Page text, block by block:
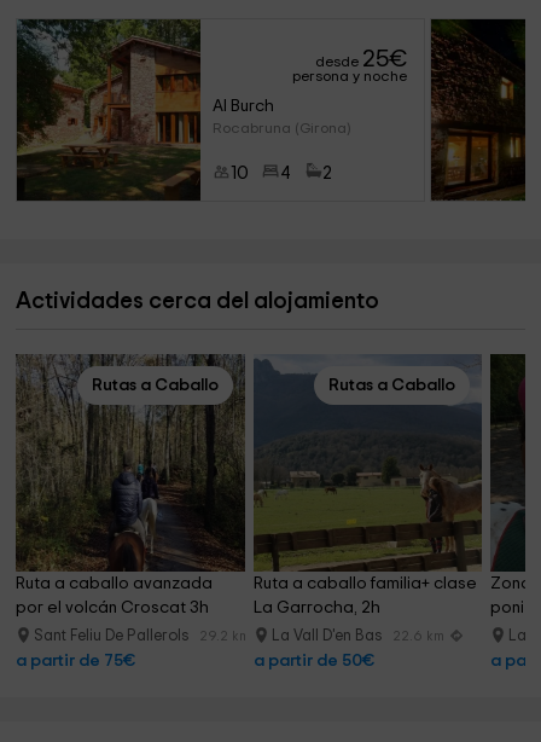
desde 25€
persona y noche
Al Burch
Rocabruna (Girona)
10 4 2
Actividades cerca del alojamiento
Rutas a Caballo
Ruta a caballo avanzada
por el volcán Croscat 3h
Sant Feliu De Pallerols 29.2 km
a partir de 75€
Rutas a Caballo
Ruta a caballo familia+ clase
La Garrocha, 2h
La Vall D'en Bas 22.6 km
a partir de 50€
Zona
poni
La
a